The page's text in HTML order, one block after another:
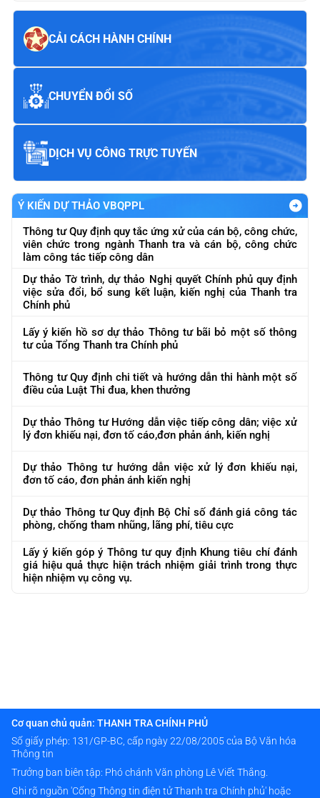
CẢI CÁCH HÀNH CHÍNH
CHUYỂN ĐỔI SỐ
DỊCH VỤ CÔNG TRỰC TUYẾN
Ý KIẾN DỰ THẢO VBQPPL
Thông tư Quy định quy tắc ứng xử của cán bộ, công chức,
viên chức trong ngành Thanh tra và cán bộ, công chức
làm công tác tiếp công dân
Dự thảo Tờ trình, dự thảo Nghị quyết Chính phủ quy định
việc sửa đổi, bổ sung kết luận, kiến nghị của Thanh tra
Chính phủ
Lấy ý kiến hồ sơ dự thảo Thông tư bãi bỏ một số thông
tư của Tổng Thanh tra Chính phủ
Thông tư Quy định chi tiết và hướng dẫn thi hành một số
điều của Luật Thi đua, khen thưởng
Dự thảo Thông tư Hướng dẫn việc tiếp công dân; việc xử
lý đơn khiếu nại, đơn tố cáo,đơn phản ánh, kiến nghị
Dự thảo Thông tư hướng dẫn việc xử lý đơn khiếu nại,
đơn tố cáo, đơn phản ánh kiến nghị
Dự thảo Thông tư Quy định Bộ Chỉ số đánh giá công tác
phòng, chống tham nhũng, lãng phí, tiêu cực
Lấy ý kiến góp ý Thông tư quy định Khung tiêu chí đánh
giá hiệu quả thực hiện trách nhiệm giải trình trong thực
hiện nhiệm vụ công vụ.
Cơ quan chủ quản: THANH TRA CHÍNH PHỦ
Số giấy phép: 131/GP-BC, cấp ngày 22/08/2005 của Bộ Văn hóa
Thông tin
Trưởng ban biên tập: Phó chánh Văn phòng Lê Viết Thắng.
Ghi rõ nguồn 'Cổng Thông tin điện tử Thanh tra Chính phủ' hoặc